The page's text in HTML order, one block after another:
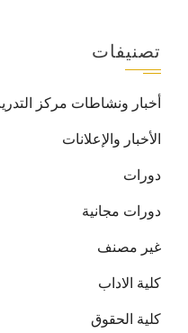
تصنيفات
أخبار ونشاطات مركز
الأخبار والإعلانات
دورات
دورات مجانية
غير مصنف
كلية الاداب
كلية الحقوق